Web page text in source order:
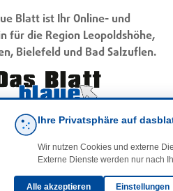
Blatt ist Ihr Online- und
für die Region Leopoldshöhe,
Bielefeld und Bad Salzuflen.
Ihre Privatsphäre auf
Wir nutzen Cookies und externe
Externe Dienste werden nur nach
Alle akzeptieren Einstellungen